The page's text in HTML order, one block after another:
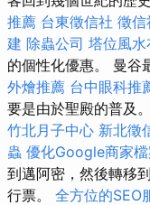
推薦 台東徵信社 徵信
建 除蟲公司 塔位風
的個性化優惠。 曼谷
外燴推薦 台中眼科推
要是由於聖殿的普及。
竹北月子中心 新北徵
蟲 優化Google商家
到邁阿密，然後轉移
行票。 全方位的SEO